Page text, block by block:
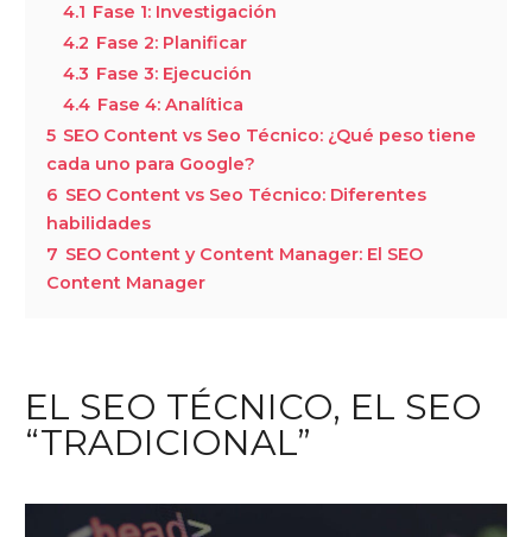
4.1 Fase 1: Investigación
4.2 Fase 2: Planificar
4.3 Fase 3: Ejecución
4.4 Fase 4: Analítica
5 SEO Content vs Seo Técnico: ¿Qué peso tiene
cada uno para Google?
6 SEO Content vs Seo Técnico: Diferentes
habilidades
7 SEO Content y Content Manager: El SEO
Content Manager
EL SEO TÉCNICO, EL SEO
“TRADICIONAL”